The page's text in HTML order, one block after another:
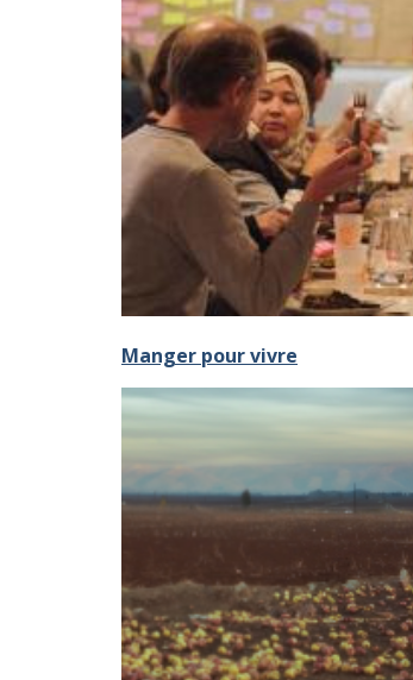
Manger pour vivre